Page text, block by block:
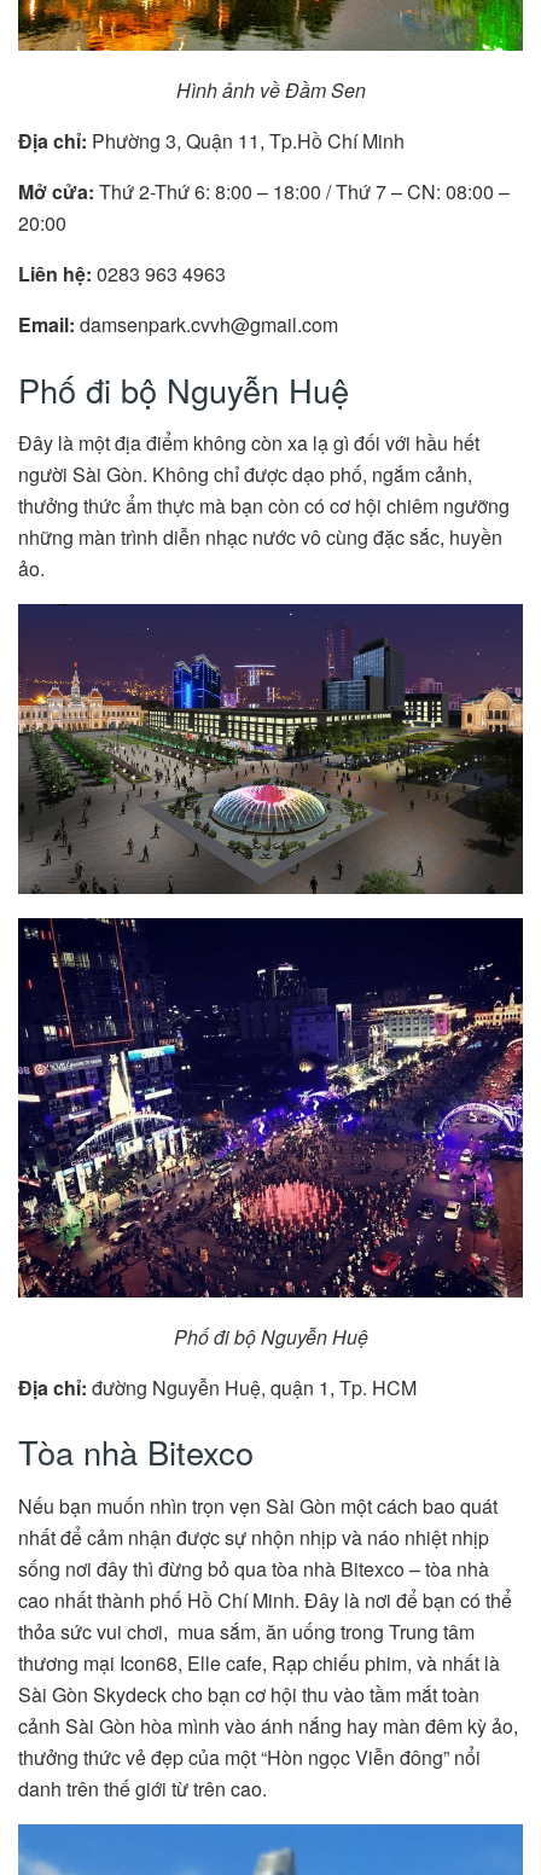
Hình ảnh về Đầm Sen
Địa chỉ: Phường 3, Quận 11, Tp.Hồ Chí Minh
Mở cửa: Thứ 2-Thứ 6: 8:00 – 18:00 / Thứ 7 – CN: 08:00 –
20:00
Liên hệ: 0283 963 4963
Email: damsenpark.cvvh@gmail.com
Phố đi bộ Nguyễn Huệ
Đây là một địa điểm không còn xa lạ gì đối với hầu hết
người Sài Gòn. Không chỉ được dạo phố, ngắm cảnh,
thưởng thức ẩm thực mà bạn còn có cơ hội chiêm ngưỡng
những màn trình diễn nhạc nước vô cùng đặc sắc, huyền
ảo.
Phố đi bộ Nguyễn Huệ
Địa chỉ: đường Nguyễn Huệ, quận 1, Tp. HCM
Tòa nhà Bitexco
Nếu bạn muốn nhìn trọn vẹn Sài Gòn một cách bao quát
nhất để cảm nhận được sự nhộn nhịp và náo nhiệt nhịp
sống nơi đây thì đừng bỏ qua tòa nhà Bitexco – tòa nhà
cao nhất thành phố Hồ Chí Minh. Đây là nơi để bạn có thể
thỏa sức vui chơi, mua sắm, ăn uống trong Trung tâm
thương mại Icon68, Elle cafe, Rạp chiếu phim, và nhất là
Sài Gòn Skydeck cho bạn cơ hội thu vào tầm mắt toàn
cảnh Sài Gòn hòa mình vào ánh nắng hay màn đêm kỳ ảo,
thưởng thức vẻ đẹp của một “Hòn ngọc Viễn đông” nổi
danh trên thế giới từ trên cao.